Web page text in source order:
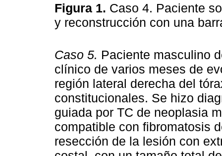
Figura 1. Caso 4. Paciente
y reconstrucción con una
Caso 5. Paciente masculino
clínico de varios meses de
región lateral derecha del
constitucionales. Se hizo
guiada por TC de neoplasia
compatible con fibromatosis
resección de la lesión con